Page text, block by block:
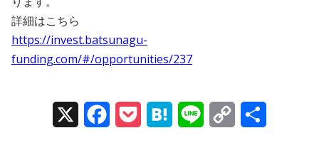
詳細はこちら
https://invest.batsunagu-
funding.com/#/opportunities/237
Facebook
Pocket Hatena Line
Copy